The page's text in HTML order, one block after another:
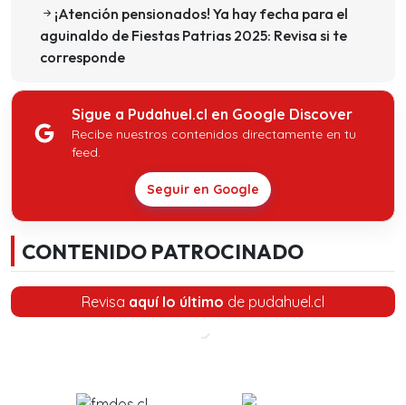
¡Atención pensionados! Ya hay fecha para el
aguinaldo de Fiestas Patrias 2025: Revisa si te
corresponde
Sigue a Pudahuel.cl en Google Discover
Recibe nuestros contenidos directamente en tu
feed.
Seguir en Google
CONTENIDO PATROCINADO
Revisa aquí lo último de pudahuel.cl